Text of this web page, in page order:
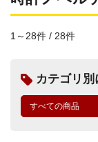
1～28件 / 28件
カテゴリ別
すべての商品